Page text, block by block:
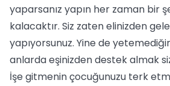
yaparsanız yapın her zaman bir
kalacaktır. Siz zaten elinizden
yapıyorsunuz. Yine de
anlarda eşinizden destek almak
İşe gitmenin çocuğunuzu terk